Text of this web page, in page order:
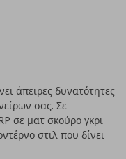
άπειρες δυνατότητες
σας. Σε
σε ματ σκούρο γκρι
στιλ που δίνει